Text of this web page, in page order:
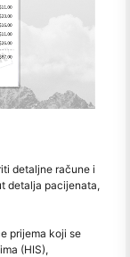
detaljne račune i
detalja pacijenata,
prijema koji se
(HIS),